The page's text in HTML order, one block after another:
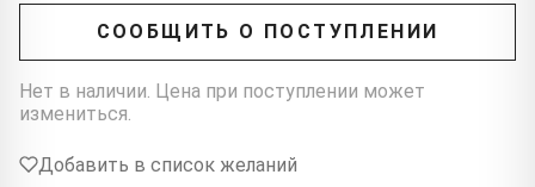
СООБЩИТЬ О ПОСТУПЛЕНИИ
Нет в наличии. Цена при поступлении может
измениться.
Добавить в список желаний